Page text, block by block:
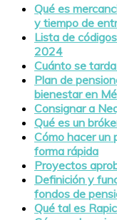
Qué es
y tiempo de
Lista de
2024
Cuánto se
Plan de
bienestar en
Consignar a
Qué es un
Cómo hacer un
forma rápida
Proyectos
Definición y
fondos de
Qué tal es